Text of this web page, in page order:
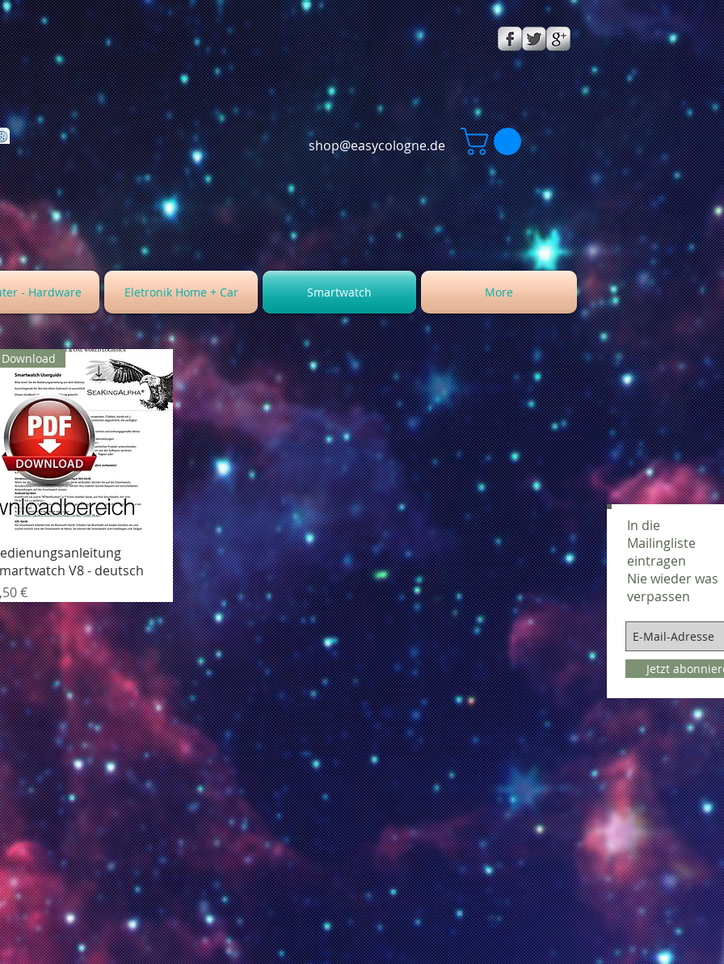
shop@easycologne.de
- Hardware Eletronik Home + Car Smartwatch More
Hurtigvisning
Download
V8 - deutsch
€
In die
Mailingliste
eintragen
Nie wieder was
verpassen
Jetzt